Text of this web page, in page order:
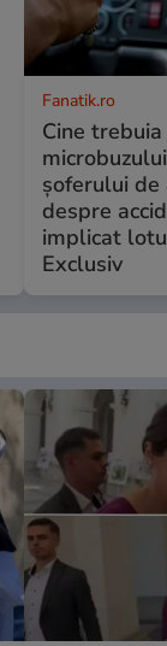
Fanatik.ro
Cine
șoferului de
despre
implicat
Exclusiv